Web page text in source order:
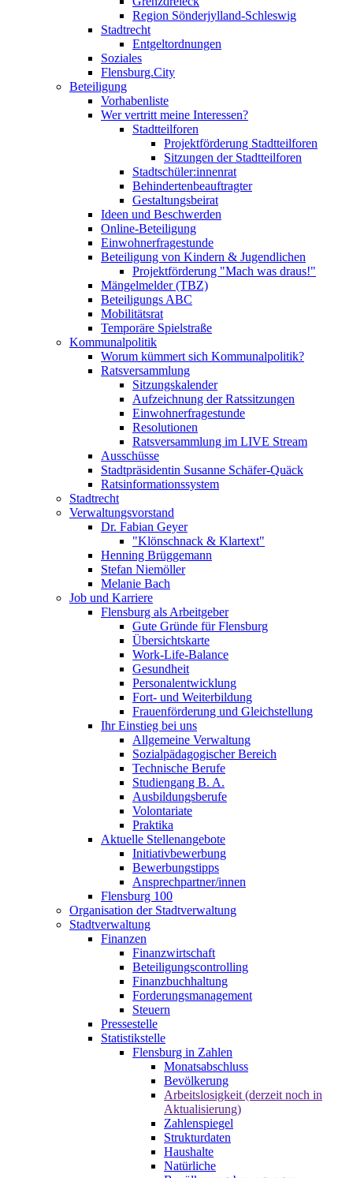
Region Sönderjylland-Schleswig
Stadtrecht
Entgeltordnungen
Soziales
Flensburg.City
Beteiligung
Vorhabenliste
Wer vertritt meine Interessen?
Stadtteilforen
Projektförderung Stadtteilforen
Sitzungen der Stadtteilforen
Stadtschüler:innenrat
Behindertenbeauftragter
Gestaltungsbeirat
Ideen und Beschwerden
Online-Beteiligung
Einwohnerfragestunde
Beteiligung von Kindern & Jugendlichen
Projektförderung "Mach was draus!"
Mängelmelder (TBZ)
Beteiligungs ABC
Mobilitätsrat
Temporäre Spielstraße
Kommunalpolitik
Worum kümmert sich Kommunalpolitik?
Ratsversammlung
Sitzungskalender
Aufzeichnung der Ratssitzungen
Einwohnerfragestunde
Resolutionen
Ratsversammlung im LIVE Stream
Ausschüsse
Stadtpräsidentin Susanne Schäfer-Quäck
Ratsinformationssystem
Stadtrecht
Verwaltungsvorstand
Dr. Fabian Geyer
"Klönschnack & Klartext"
Henning Brüggemann
Stefan Niemöller
Melanie Bach
Job und Karriere
Flensburg als Arbeitgeber
Gute Gründe für Flensburg
Übersichtskarte
Work-Life-Balance
Gesundheit
Personalentwicklung
Fort- und Weiterbildung
Frauenförderung und Gleichstellung
Ihr Einstieg bei uns
Allgemeine Verwaltung
Sozialpädagogischer Bereich
Technische Berufe
Studiengang B. A.
Ausbildungsberufe
Volontariate
Praktika
Aktuelle Stellenangebote
Initiativbewerbung
Bewerbungstipps
Ansprechpartner/innen
Flensburg 100
Organisation der Stadtverwaltung
Stadtverwaltung
Finanzen
Finanzwirtschaft
Beteiligungscontrolling
Finanzbuchhaltung
Forderungsmanagement
Steuern
Pressestelle
Statistikstelle
Flensburg in Zahlen
Monatsabschluss
Bevölkerung
Arbeitslosigkeit (derzeit noch in
Aktualisierung)
Zahlenspiegel
Strukturdaten
Haushalte
Natürliche